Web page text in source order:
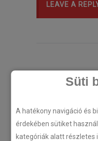
Süti
A hatékony navigáció és
érdekében sütiket
kategóriák alatt
LEAVE A
LEGÚJABB